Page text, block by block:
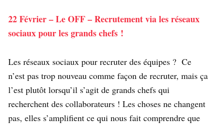
22 Février – Le OFF – Recrutement via les réseaux
sociaux pour les grands chefs !
Les réseaux sociaux pour recruter des équipes ? Ce
n’est pas trop nouveau comme façon de recruter, mais ça
l’est plutôt lorsqu’il s’agit de grands chefs qui
recherchent des collaborateurs ! Les choses ne changent
pas, elles s’amplifient ce qui nous fait comprendre que